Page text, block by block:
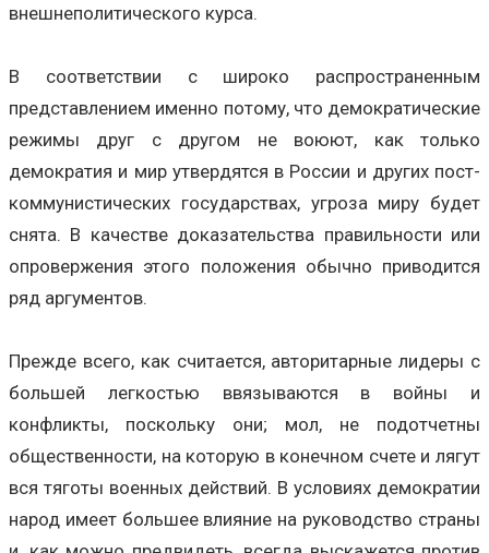
внешнеполитического курса.
В соответствии с широко распространенным
представлением именно потому, что демократические
режимы друг с другом не воюют, как только
демократия и мир утвердятся в России и других пост-
коммунистических государствах, угроза миру будет
снята. В качестве доказательства правильности или
опровержения этого положения обычно приводится
ряд аргументов.
Прежде всего, как считается, авторитарные лидеры с
большей легкостью ввязываются в войны и
конфликты, поскольку они; мол, не подотчетны
общественности, на которую в конечном счете и лягут
вся тяготы военных действий. В условиях демократии
народ имеет большее влияние на руководство страны